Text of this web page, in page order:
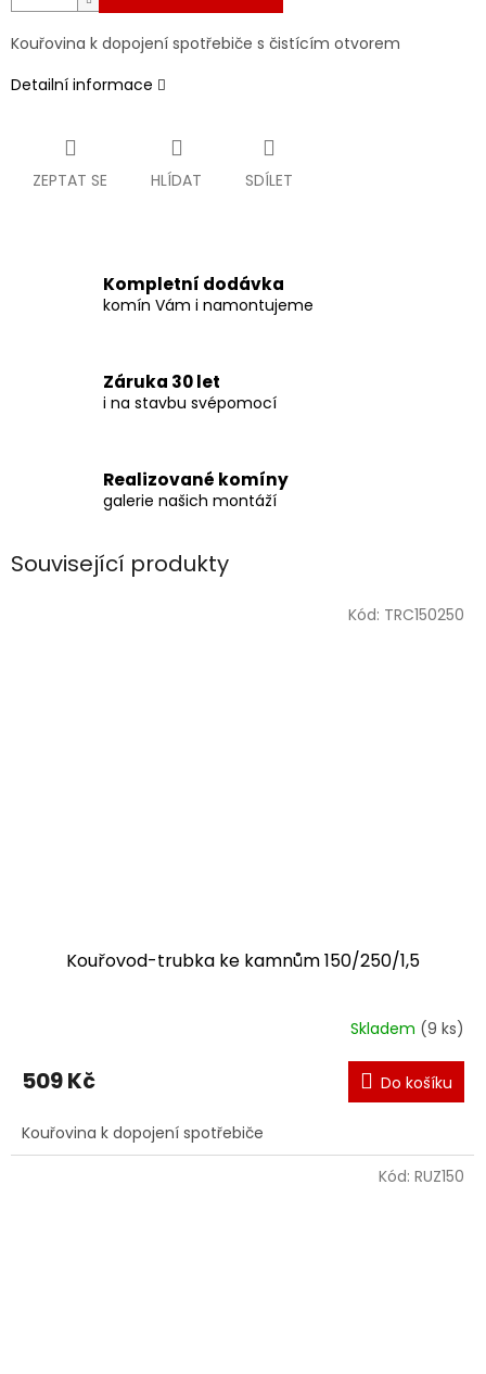
Kouřovina k dopojení spotřebiče s čistícím otvorem
Detailní informace
ZEPTAT SE HLÍDAT SDÍLET
Kompletní dodávka
komín Vám i namontujeme
Záruka 30 let
i na stavbu svépomocí
Realizované komíny
galerie našich montáží
Související produkty
Kouřovod-trubka ke kamnům 150/250/1,5
Skladem (9 ks)
509 Kč Do košíku
Kouřovina k dopojení spotřebiče
Kód: TRC150250
Kód: RUZ150